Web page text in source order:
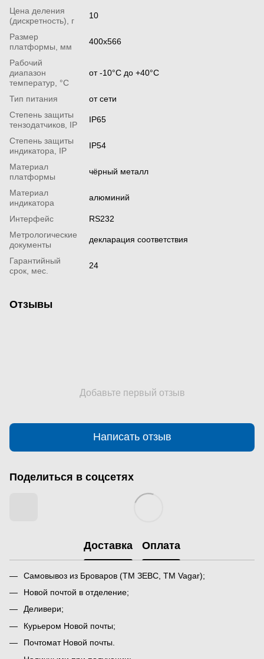
Цена деления
(дискретность), г
10
Размер
платформы, мм
400х566
Рабочий
диапазон
температур, °С
от -10°С до +40°С
Тип питания
от сети
Степень защиты
тензодатчиков, IP
IP65
Степень защиты
индикатора, IP
ІР54
Материал
платформы
чёрный металл
Материал
индикатора
алюминий
Интерфейс
RS232
Метрологические
документы
декларация соответствия
Гарантийный
срок, мес.
24
Отзывы
Добавьте первый отзыв
Написать отзыв
Поделиться в соцсетях
Доставка Оплата
Самовывоз из Броваров (ТМ ЗЕВС, ТМ Vagar);
Новой почтой в отделение;
Деливери;
Курьером Новой почты;
Почтомат Новой почты.